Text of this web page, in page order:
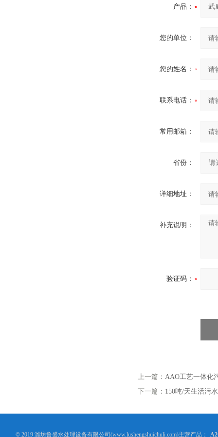
产品：
您的单位：
您的姓名：
联系电话：
常用邮箱：
省份：
详细地址：
补充说明：
验证码：
上一篇： AAO工艺一体化
下一篇： 150吨/天生活污
© 2019 潍坊鲁盛水处理设备有限公司(www.lushengshuichuli.com)主营产品：